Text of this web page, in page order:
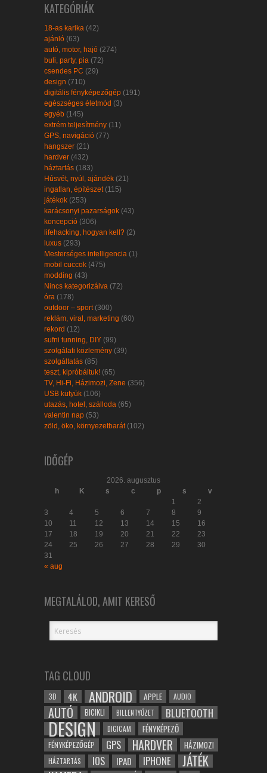
KATEGÓRIÁK
18-as karika (42)
ajánló (63)
autó, motor, hajó (274)
buli, party, pia (72)
csendes PC (29)
design (710)
digitális fényképezőgép (191)
egészséges életmód (3)
egyéb (145)
extrém teljesítmény (11)
GPS, navigáció (77)
hangszer (21)
hardver (432)
háztartás (183)
Húsvét, nyúl, ajándék (21)
ingatlan, építészet(115)
játékok (253)
karácsonyi pazarságok (43)
koncepció (306)
lifehacking, hogyan kell? (2)
luxus (293)
Mesterséges intelligencia (1)
mobil cuccok (475)
modding (43)
Nincs kategorizálva (72)
óra (178)
outdoor – sport(300)
reklám, viral, marketing (60)
rekord (12)
sufni tunning, DIY (99)
szolgálati közlemény (39)
szolgáltatás (85)
teszt, kipróbáltuk! (65)
TV, Hi-Fi, Házimozi, Zene (356)
USB kütyük (106)
utazás, hotel, szálloda (65)
valentin nap (53)
zöld, öko, környezetbarát(102)
IDŐGÉP
2026. augusztus
h
K s c p s
v
1
2
3
4 5 6 7 8
9
10
11 12 13 14 15
16
17
18 19 20 21 22
23
24
25 26 27 28 29
30
31
« aug
MEGTALÁLOD, AMIT KERESŐ
TAG CLOUD
3D 4K ANDROID APPLE AUDIO
AUTÓ BICIKLI BILLENTYŰZET BLUETOOTH
DESIGN DIGICAM FÉNYKÉPEZŐ
FÉNYKÉPEZŐGÉP GPS HARDVER HÁZIMOZI
HÁZTARTÁS IOS IPAD IPHONE JÁTÉK